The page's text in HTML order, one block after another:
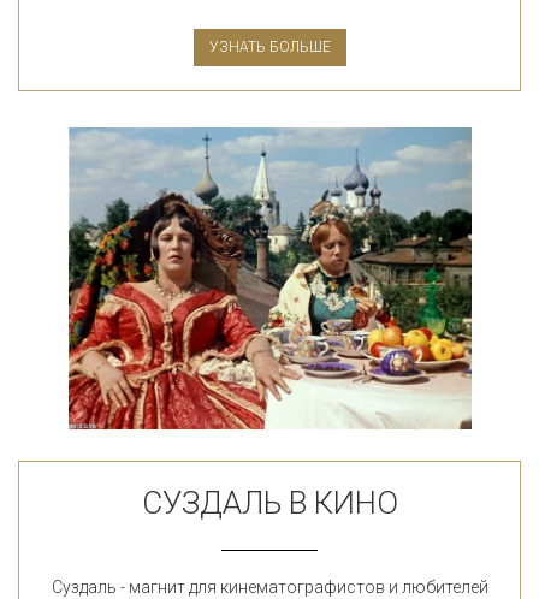
УЗНАТЬ БОЛЬШЕ
СУЗДАЛЬ В КИНО
Суздаль - магнит для кинематографистов и любителей